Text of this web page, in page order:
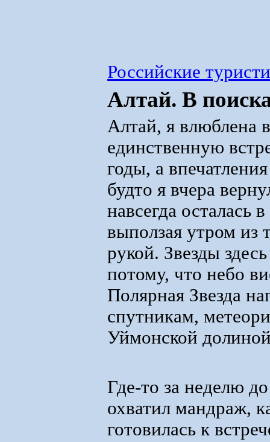
Российские
Алтай. В
Алтай, я влюблена
единственную
годы, а
будто я вчера
навсегда осталась
выползая утром из
рукой. Звезды
потому, что небо
Полярная Звезда
спутникам,
Уймонской
Где-то за неделю
охватил мандраж,
готовилась к